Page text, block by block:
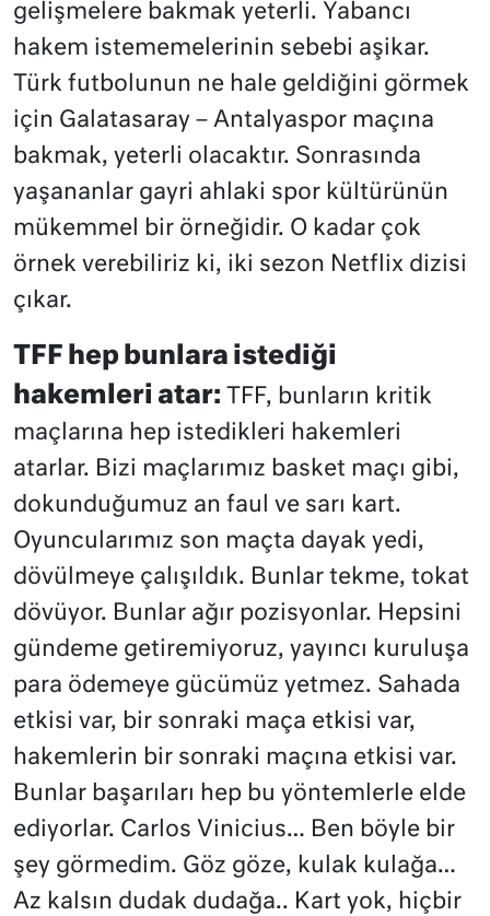
gelişmelere bakmak yeterli. Yabancı
hakem istememelerinin sebebi aşikar.
Türk futbolunun ne hale geldiğini görmek
için Galatasaray – Antalyaspor maçına
bakmak, yeterli olacaktır. Sonrasında
yaşananlar gayri ahlaki spor kültürünün
mükemmel bir örneğidir. O kadar çok
örnek verebiliriz ki, iki sezon Netflix dizisi
çıkar.
TFF hep bunlara istediği
hakemleri atar: TFF, bunların kritik
maçlarına hep istedikleri hakemleri
atarlar. Bizi maçlarımız basket maçı gibi,
dokunduğumuz an faul ve sarı kart.
Oyuncularımız son maçta dayak yedi,
dövülmeye çalışıldık. Bunlar tekme, tokat
dövüyor. Bunlar ağır pozisyonlar. Hepsini
gündeme getiremiyoruz, yayıncı kuruluşa
para ödemeye gücümüz yetmez. Sahada
etkisi var, bir sonraki maça etkisi var,
hakemlerin bir sonraki maçına etkisi var.
Bunlar başarıları hep bu yöntemlerle elde
ediyorlar. Carlos Vinicius… Ben böyle bir
şey görmedim. Göz göze, kulak kulağa…
Az kalsın dudak dudağa.. Kart yok, hiçbir